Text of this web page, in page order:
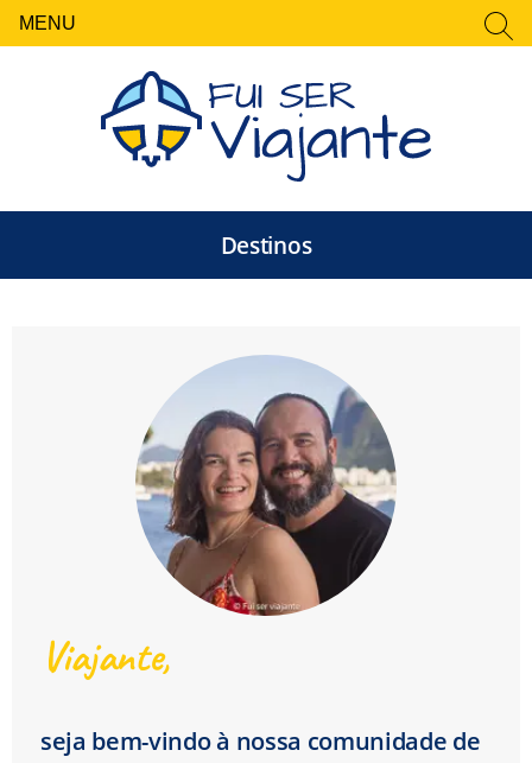
MENU
Destinos
Fui Ser Viajante —
Viajante,
seja bem-vindo à nossa comunidade de
FECHAR